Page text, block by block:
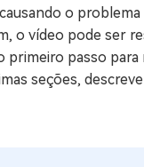
o
o vídeo pode ser
passo
seções,